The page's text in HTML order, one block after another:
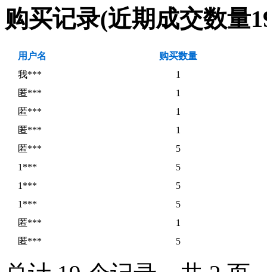
购买记录(近期成交数量
用户名
购买数量
我***
1
匿***
1
匿***
1
匿***
1
匿***
5
1***
5
1***
5
1***
5
匿***
1
匿***
5